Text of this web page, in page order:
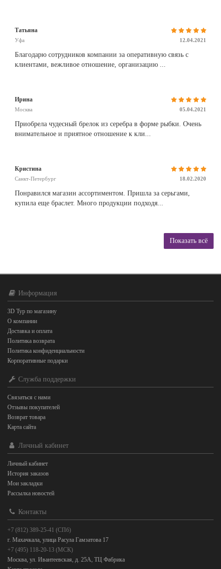
Татьяна
Уфа 12.04.2021
Благодарю сотрудников компании за оперативную связь с
клиентами, вежливое отношение, организацию ...
Ирина
Москва 05.04.2021
Приобрела чудесный брелок из серебра в форме рыбки. Очень
внимательное и приятное отношение к кли...
Кристина
Санкт-Петербург 18.02.2020
Понравился магазин ассортиментом. Пришла за серьгами,
купила еще браслет. Много продукции подходя...
Показать всё
Информация
3D Тур по магазину
О компании
Доставка и оплата
Политика возврата
Политика конфиденциальности
Корпоративные подарки
Служба поддержки
Связаться с нами
Отзывы покупателей
Возврат товара
Карта сайта
Личный кабинет
Личный кабинет
История заказов
Мои закладки
Рассылка новостей
Контакты
+7 (812) 389-25-41 (СПб)
г. Махачкала, улица Расула Гамзатова 17
+7 (495) 118-20-13 (МСК)
Москва, ул. Ивантеевская, д. 25А, ТЦ Фабрика